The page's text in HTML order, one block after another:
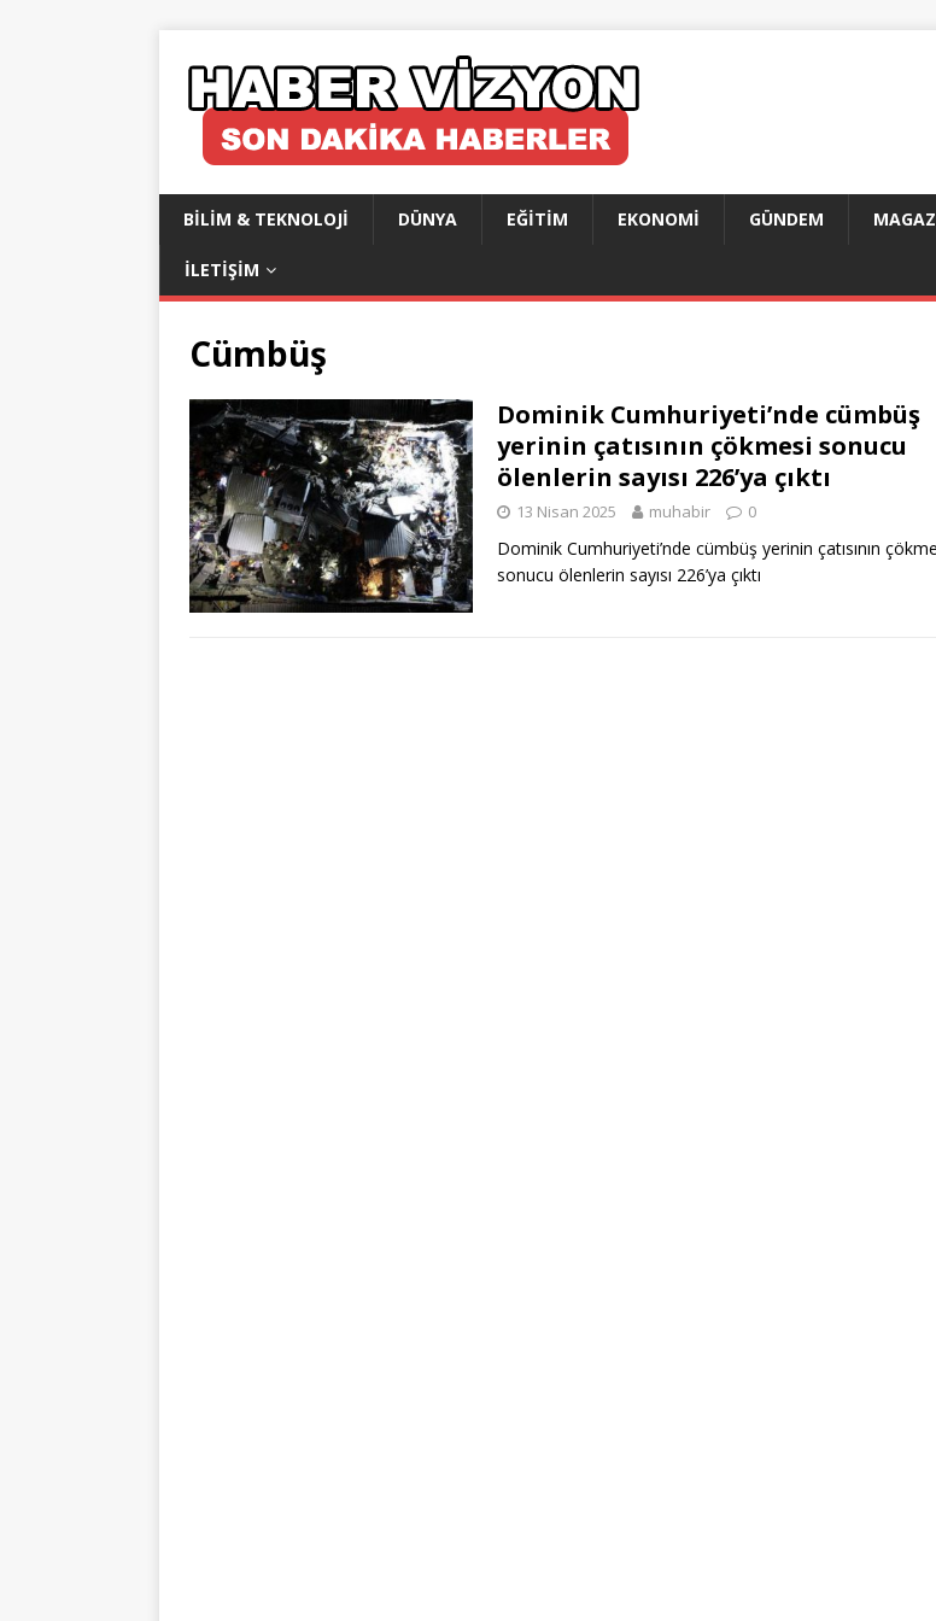
BILIM & TEKNOLOJI DÜNYA EĞITIM EKONOMI GÜNDEM
İLETIŞIM
Cümbüş
Dominik Cumhuriyeti’nde cümbüş
yerinin çatısının çökmesi sonucu
ölenlerin sayısı 226’ya çıktı
13 Nisan 2025 muhabir 0
Dominik Cumhuriyeti’nde cümbüş yerinin çatısının
sonucu ölenlerin sayısı 226’ya çıktı